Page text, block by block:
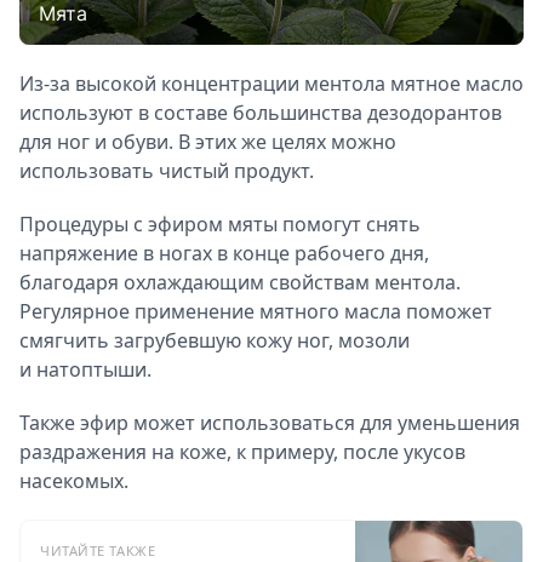
Мята
Из-за высокой концентрации ментола мятное масло
используют в составе большинства дезодорантов
для ног и обуви. В этих же целях можно
использовать чистый продукт.
Процедуры с эфиром мяты помогут снять
напряжение в ногах в конце рабочего дня,
благодаря охлаждающим свойствам ментола.
Регулярное применение мятного масла поможет
смягчить загрубевшую кожу ног, мозоли
и натоптыши.
Также эфир может использоваться для уменьшения
раздражения на коже, к примеру, после укусов
насекомых.
ЧИТАЙТЕ ТАКЖЕ